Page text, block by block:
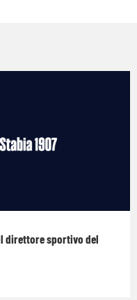
direttore sportivo del